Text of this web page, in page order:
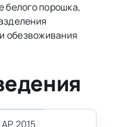
белого порошка,
обезвоживания
2015